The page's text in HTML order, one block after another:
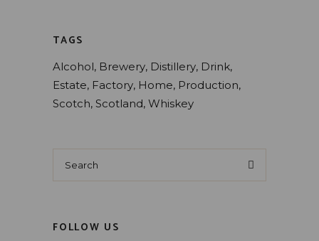
TAGS
Alcohol Brewery Distillery Drink
Estate Factory Home Production
Scotch Scotland Whiskey
Search
for:
FOLLOW US